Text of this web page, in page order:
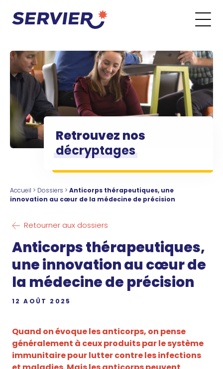
Retrouvez nos
décryptages
Accueil > Dossiers > Anticorps thérapeutiques, une
innovation au cœur de la médecine de précision
Retourner aux dossiers
Anticorps thérapeutiques,
une innovation au cœur de
la médecine de précision
12 AOÛT 2025
Quand on évoque les anticorps, on pense
généralement à ceux produits par le système
immunitaire pour lutter contre les infections